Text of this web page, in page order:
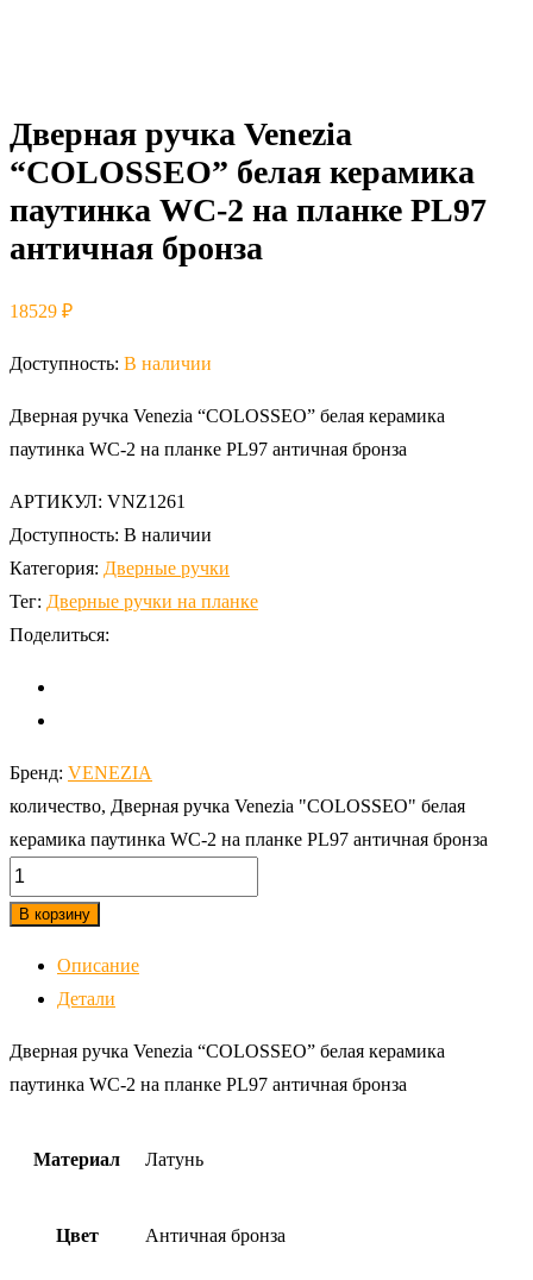
Дверная ручка Venezia
“COLOSSEO” белая керамика
паутинка WC-2 на планке PL97
античная бронза
18529 ₽
Доступность: В наличии
Дверная ручка Venezia “COLOSSEO” белая керамика
паутинка WC-2 на планке PL97 античная бронза
АРТИКУЛ: VNZ1261
Доступность: В наличии
Категория: Дверные ручки
Тег: Дверные ручки на планке
Поделиться:
Бренд: VENEZIA
количество, Дверная ручка Venezia "COLOSSEO" белая
керамика паутинка WC-2 на планке PL97 античная бронза
В корзину
Описание
Детали
Дверная ручка Venezia “COLOSSEO” белая керамика
паутинка WC-2 на планке PL97 античная бронза
Материал Латунь
Цвет Античная бронза